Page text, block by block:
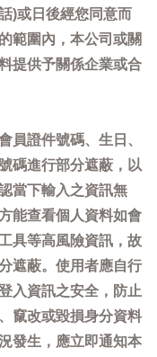
)或日後經您同意而
範圍內，本公司或關
提供予關係企業或合
員證件號碼、生日、
碼進行部分遮蔽，以
當下輸入之資訊無
能查看個人資料如會
具等高風險資訊，故
遮蔽。使用者應自行
入資訊之安全，防止
竄改或毀損身分資料
發生，應立即通知本